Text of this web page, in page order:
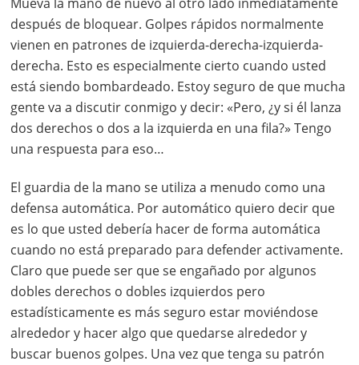
después de bloquear. Golpes rápidos normalmente
vienen en patrones de izquierda-derecha-izquierda-
derecha. Esto es especialmente cierto cuando usted
está siendo bombardeado. Estoy seguro de que mucha
gente va a discutir conmigo y decir: «Pero, ¿y si él lanza
dos derechos o dos a la izquierda en una fila?» Tengo
una respuesta para eso…
El guardia de la mano se utiliza a menudo como una
defensa automática. Por automático quiero decir que
es lo que usted debería hacer de forma automática
cuando no está preparado para defender activamente.
Claro que puede ser que se engañado por algunos
dobles derechos o dobles izquierdos pero
estadísticamente es más seguro estar moviéndose
alrededor y hacer algo que quedarse alrededor y
buscar buenos golpes. Una vez que tenga su patrón